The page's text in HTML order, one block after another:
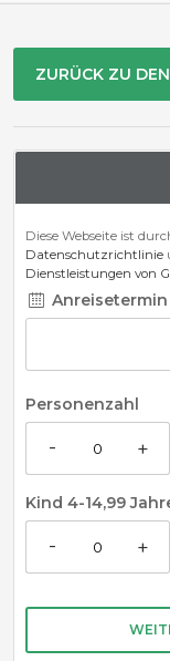
ZURÜCK ZU
Diese Webseite ist
Datenschutzrichtlinie
Dienstleistungen von
Anreisetermin
Personenzahl
- +
Kind 4-14,99
- +